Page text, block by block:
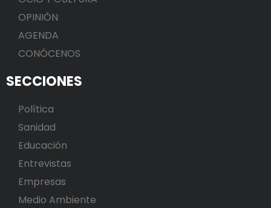
OPINIÓN
AGENDA
CONÓCENOS
SECCIONES
Política
Sanidad
Educación
Entrevistas
Empresas
Medio Ambiente